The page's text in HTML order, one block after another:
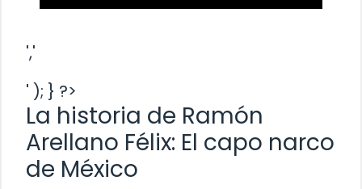
','
' ); } ?>
La historia de Ramón
Arellano Félix: El capo narco
de México